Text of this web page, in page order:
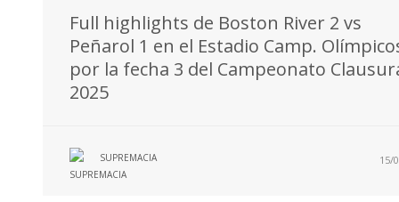
Full highlights de Boston River 2 vs
Peñarol 1 en el Estadio Camp.
por la fecha 3 del Campeonato
2025
SUPREMACIA 15/